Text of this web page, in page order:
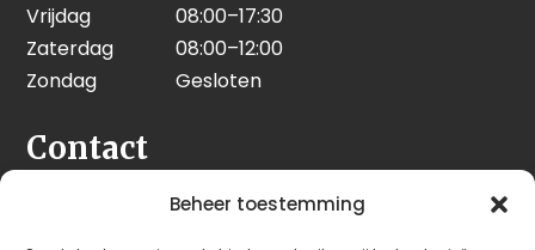
Beheer toestemming
Vrijdag
08:00–17:30
Zaterdag
08:00–12:00
Zondag
Gesloten
Contact
Seeleman & Hoogendoorn